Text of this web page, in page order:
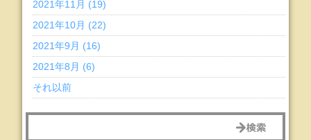
2021年11月 (19)
2021年10月 (22)
2021年9月 (16)
2021年8月 (6)
それ以前